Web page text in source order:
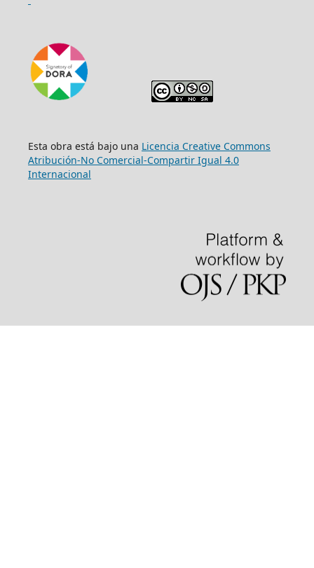
Esta obra está bajo una Licencia Creative Commons
Atribución-No Comercial-Compartir Igual 4.0
Internacional